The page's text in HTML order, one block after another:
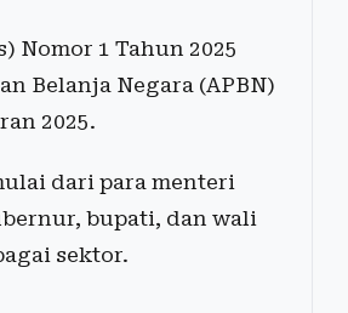
1 Tahun 2025
Belanja Negara (APBN)
2025.
dari para menteri
bupati, dan wali
sektor.